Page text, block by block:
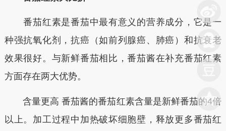
番茄红素是番茄中最有意义的营养成分，它是一
种强抗氧化剂，抗癌（如前列腺癌、肺癌）和抗衰老
效果很好。与新鲜番茄相比，番茄酱在补充番茄红素
方面存在两大优势。
含量更高 番茄酱的番茄红素含量是新鲜番茄的4倍
以上。加工过程中加热破坏细胞壁，释放更多番茄红